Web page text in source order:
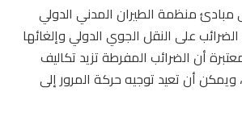
مبادئ منظمة الطيران المدني الدولي
على النقل الجوي الدولي وإلغائها
أن الضرائب المفرطة تزيد تكاليف
ويمكن أن تعيد توجيه حركة المرور إلى